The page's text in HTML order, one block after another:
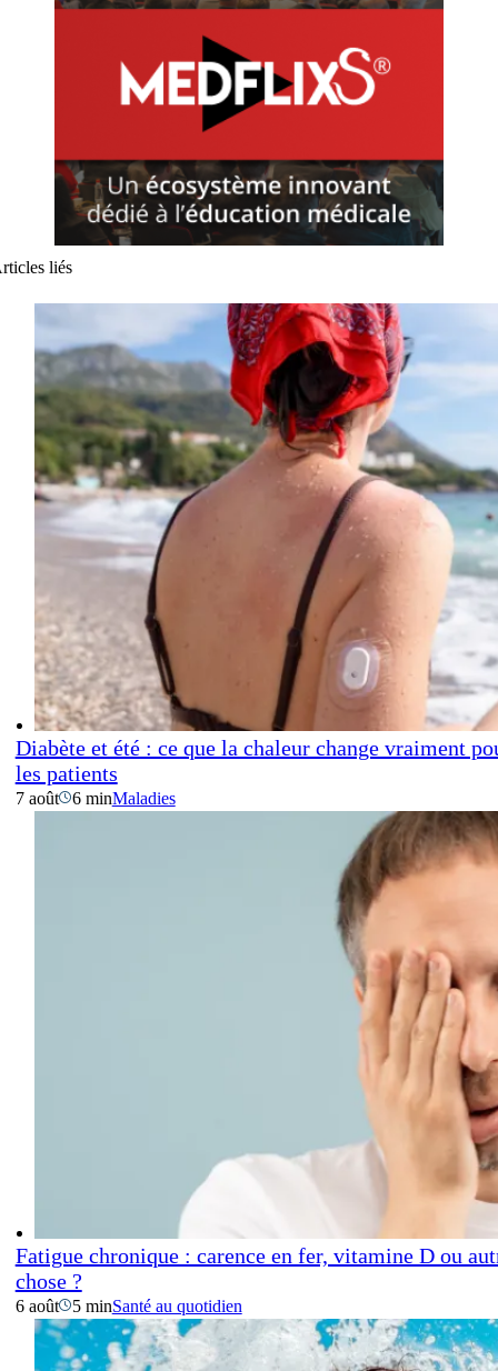
liés
Diabète et été : ce que la chaleur change vraiment
les patients
7 août 6 minMaladies
Fatigue chronique : carence en fer, vitamine D ou
chose ?
6 août 5 minSanté au quotidien